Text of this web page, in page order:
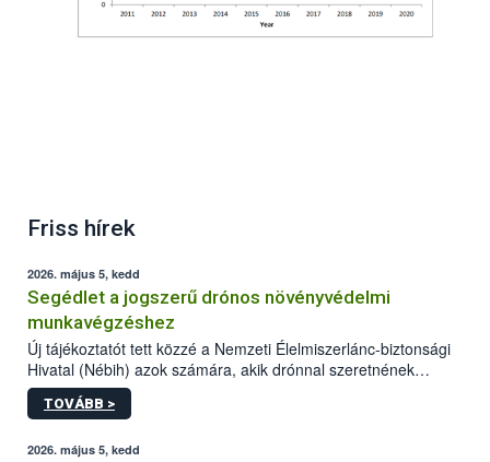
Friss hírek
2026. május 5, kedd
Segédlet a jogszerű drónos növényvédelmi
munkavégzéshez
Új tájékoztatót tett közzé a Nemzeti Élelmiszerlánc-biztonsági
Hivatal (Nébih) azok számára, akik drónnal szeretnének
növényvédelmi vagy tápanyag-gazdálkodási tevékenységet
végezni Magyarországon. Az összefoglaló részletesen
műszaki és hatósági feltételek.
TOVÁBB >
2026. május 5, kedd